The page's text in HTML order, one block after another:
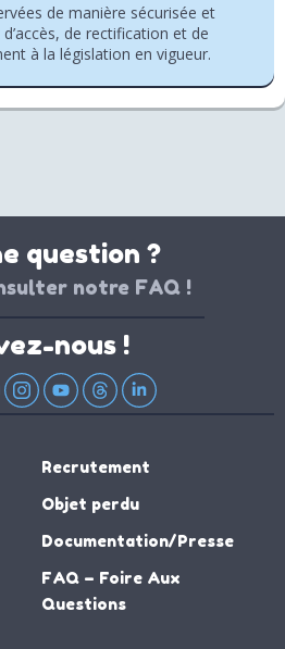
de manière sécurisée et
de rectification et de
à la législation en vigueur.
question ?
notre FAQ !
nous !
Recrutement
Objet perdu
Documentation/Presse
FAQ – Foire Aux
Questions